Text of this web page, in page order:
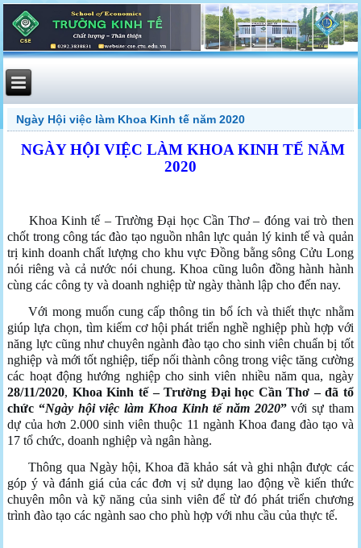
Ngày Hội việc làm Khoa Kinh tế năm 2020
NGÀY HỘI VIỆC LÀM KHOA KINH TẾ NĂM
2020
Khoa Kinh tế – Trường Đại học Cần Thơ – đóng vai trò then
chốt trong công tác đào tạo nguồn nhân lực quản lý kinh tế và quản
trị kinh doanh chất lượng cho khu vực Đồng bằng sông Cửu Long
nói riêng và cả nước nói chung. Khoa cũng luôn đồng hành hành
cùng các công ty và doanh nghiệp từ ngày thành lập cho đến nay.
Với mong muốn cung cấp thông tin bổ ích và thiết thực nhằm
giúp lựa chọn, tìm kiếm cơ hội phát triển nghề nghiệp phù hợp với
năng lực cũng như chuyên ngành đào tạo cho sinh viên chuẩn bị tốt
nghiệp và mới tốt nghiệp, tiếp nối thành công trong việc tăng cường
các hoạt động hướng nghiệp cho sinh viên nhiều năm qua, ngày
28/11/2020, Khoa Kinh tế – Trường Đại học Cần Thơ – đã tổ
chức “Ngày hội việc làm Khoa Kinh tế năm 2020”với sự tham
dự của hơn 2.000 sinh viên thuộc 11 ngành Khoa đang đào tạo và
17 tổ chức, doanh nghiệp và ngân hàng.
Thông qua Ngày hội, Khoa đã khảo sát và ghi nhận được các
góp ý và đánh giá của các đơn vị sử dụng lao động về kiến thức
chuyên môn và kỹ năng của sinh viên để từ đó phát triển chương
trình đào tạo các ngành sao cho phù hợp với nhu cầu của thực tế.